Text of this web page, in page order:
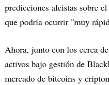
predicciones alcistas sobre
que podría ocurrir "muy
Ahora, junto con los cerca de
activos bajo gestión de
mercado de bitcoins y